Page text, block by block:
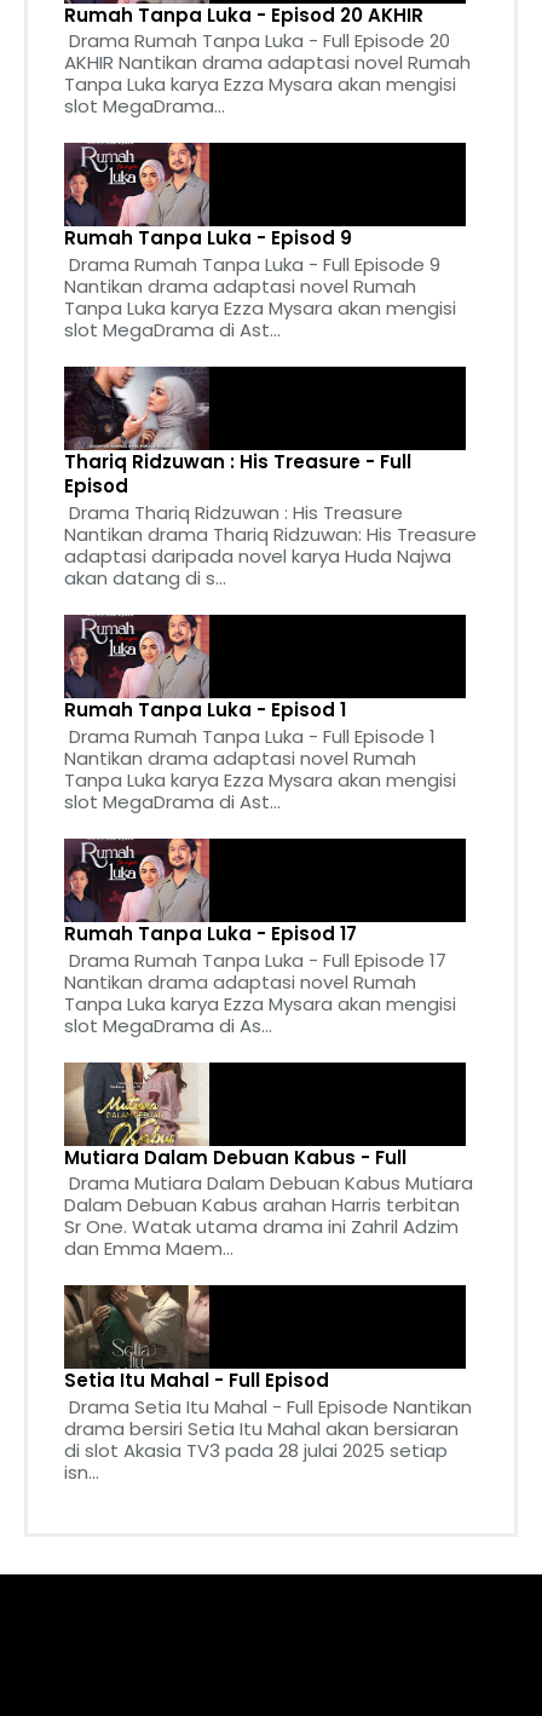
Rumah Tanpa Luka - Episod 20 AKHIR
Drama Rumah Tanpa Luka - Full Episode 20
AKHIR Nantikan drama adaptasi novel Rumah
Tanpa Luka karya Ezza Mysara akan mengisi
slot MegaDrama...
Rumah Tanpa Luka - Episod 9
Drama Rumah Tanpa Luka - Full Episode 9
Nantikan drama adaptasi novel Rumah
Tanpa Luka karya Ezza Mysara akan mengisi
slot MegaDrama di Ast...
Thariq Ridzuwan : His Treasure - Full
Episod
Drama Thariq Ridzuwan : His Treasure
Nantikan drama Thariq Ridzuwan: His Treasure
adaptasi daripada novel karya Huda Najwa
akan datang di s...
Rumah Tanpa Luka - Episod 1
Drama Rumah Tanpa Luka - Full Episode 1
Nantikan drama adaptasi novel Rumah
Tanpa Luka karya Ezza Mysara akan mengisi
slot MegaDrama di Ast...
Rumah Tanpa Luka - Episod 17
Drama Rumah Tanpa Luka - Full Episode 17
Nantikan drama adaptasi novel Rumah
Tanpa Luka karya Ezza Mysara akan mengisi
slot MegaDrama di As...
Mutiara Dalam Debuan Kabus - Full
Drama Mutiara Dalam Debuan Kabus Mutiara
Dalam Debuan Kabus arahan Harris terbitan
Sr One. Watak utama drama ini Zahril Adzim
dan Emma Maem...
Setia Itu Mahal - Full Episod
Drama Setia Itu Mahal - Full Episode Nantikan
drama bersiri Setia Itu Mahal akan bersiaran
di slot Akasia TV3 pada 28 julai 2025 setiap
isn...